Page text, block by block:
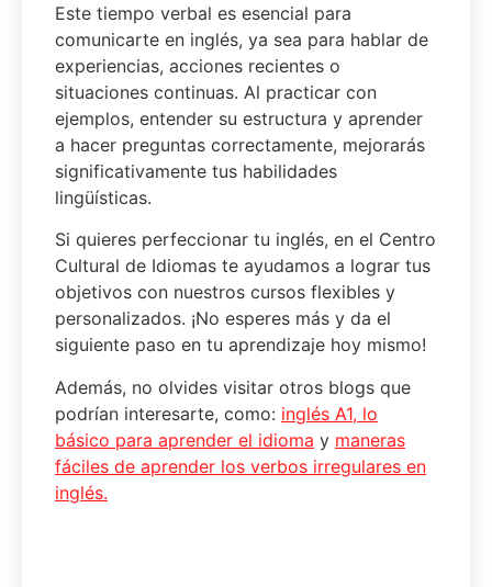
Este tiempo verbal es esencial para
comunicarte en inglés, ya sea para hablar de
experiencias, acciones recientes o
situaciones continuas. Al practicar con
ejemplos, entender su estructura y aprender
a hacer preguntas correctamente, mejorarás
significativamente tus habilidades
lingüísticas.
Si quieres perfeccionar tu inglés, en el Centro
Cultural de Idiomas te ayudamos a lograr tus
objetivos con nuestros cursos flexibles y
personalizados. ¡No esperes más y da el
siguiente paso en tu aprendizaje hoy mismo!
Además, no olvides visitar otros blogs que
podrían interesarte, como: inglés A1, lo
básico para aprender el idioma y maneras
fáciles de aprender los verbos irregulares en
inglés.